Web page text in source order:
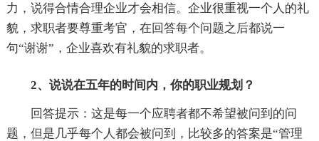
力，说得合情合理企业才会相信。企业很重视一个人的礼
貌，求职者要尊重考官，在回答每个问题之后都说一
句“谢谢”，企业喜欢有礼貌的求职者。
2、说说在五年的时间内，你的职业规划？
回答提示：这是每一个应聘者都不希望被问到的问
题，但是几乎每个人都会被问到，比较多的答案是“管理